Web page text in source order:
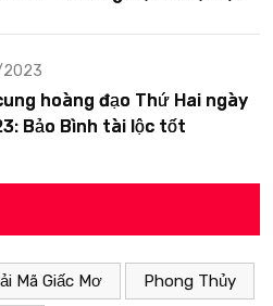
hoàng đạo Thứ Hai ngày
Bảo Bình tài lộc tốt
Mã Giấc Mơ Phong Thủy